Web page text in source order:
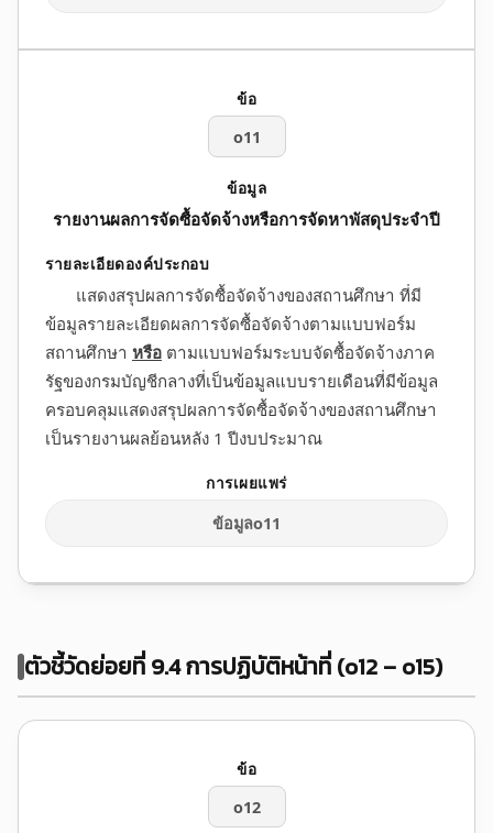
o11
รายงานผลการจัดซื้อจัดจ้างหรือการจัดหาพัสดุประจำปี
แสดงสรุปผลการจัดซื้อจัดจ้างของสถานศึกษา ที่มี
ข้อมูลรายละเอียดผลการจัดซื้อจัดจ้างตามแบบฟอร์ม
สถานศึกษา หรือ ตามแบบฟอร์มระบบจัดซื้อจัดจ้างภาค
รัฐของกรมบัญชีกลางที่เป็นข้อมูลแบบรายเดือนที่มีข้อมูล
ครอบคลุมแสดงสรุปผลการจัดซื้อจัดจ้างของสถานศึกษา
เป็นรายงานผลย้อนหลัง 1 ปีงบประมาณ
ข้อมูลo11
ตัวชี้วัดย่อยที่ 9.4 การปฏิบัติหน้าที่ (o12 – o15)
o12